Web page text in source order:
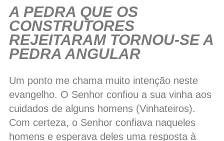
A PEDRA QUE OS
CONSTRUTORES
REJEITARAM TORNOU-SE A
PEDRA ANGULAR
Um ponto me chama muito intenção neste
evangelho. O Senhor confiou a sua vinha aos
cuidados de alguns homens (Vinhateiros).
Com certeza, o Senhor confiava naqueles
homens e esperava deles uma resposta à